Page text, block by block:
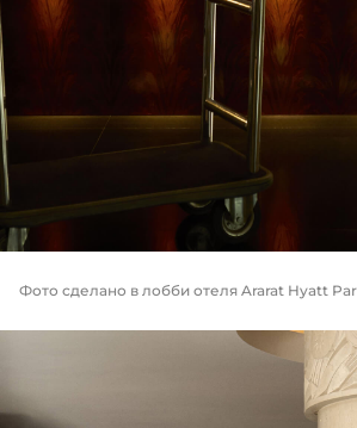
Фото сделано в лобби отеля Ararat Hyatt